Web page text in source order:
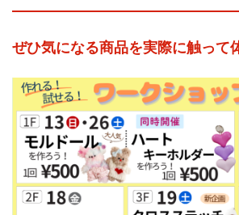
ぜひ気になる商品を実際に触って